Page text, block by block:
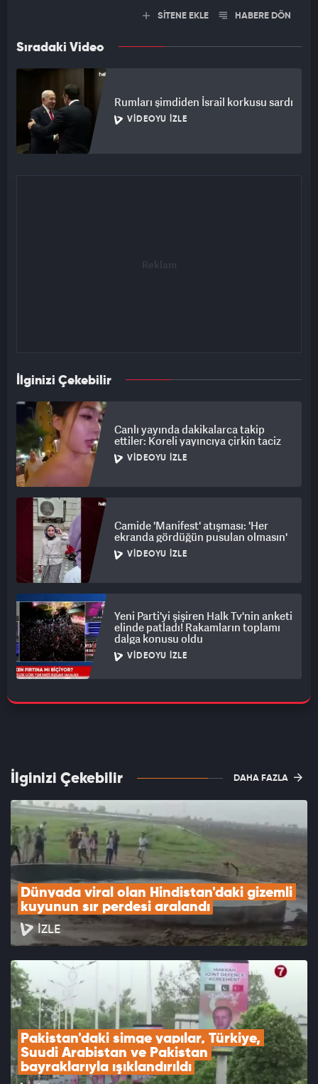
SİTENE EKLE HABERE DÖN
Sıradaki Video
Rumları şimdiden İsrail korkusu sardı
VIDEOYU İZLE
İlginizi Çekebilir
Canlı yayında dakikalarca takip
ettiler: Koreli yayıncıya çirkin taciz
VIDEOYU İZLE
Camide 'Manifest' atışması: 'Her
ekranda gördüğün pusulan olmasın'
VIDEOYU İZLE
Yeni Parti'yi şişiren Halk Tv'nin anketi
elinde patladı! Rakamların toplamı
dalga konusu oldu
VIDEOYU İZLE
İlginizi Çekebilir DAHA FAZLA
Dünyada viral olan Hindistan'daki gizemli
kuyunun sır perdesi aralandı
İZLE
Pakistan'daki simge yapılar, Türkiye,
Suudi Arabistan ve Pakistan
bayraklarıyla ışıklandırıldı